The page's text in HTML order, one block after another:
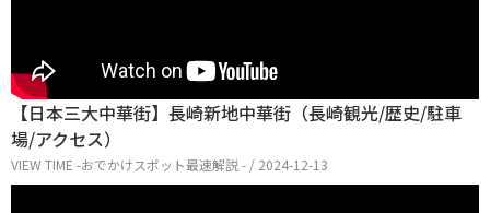
【日本三大中華街】長崎新地中華街（長崎観光/歴史/駐車
場/アクセス）
VIEW TIME -おでかけスポット最速解説 - / 2024-12-13